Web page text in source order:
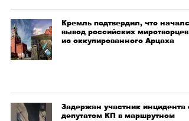
Кремль подтвердил, что начался
вывод российских миротворцев
из оккупированного Арцаха
Задержан участник инцидента с
депутатом КП в маршрутном